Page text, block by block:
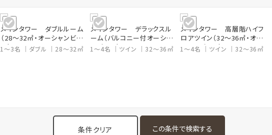
メインタワー ダブルルーム
（28～32㎡・オーシャンビュ
ー）
1～3名 ダブル 28～32㎡
メインタワー デラックスル
ーム（バルコニー付オーシャ
ンビュー）
1～4名 ツイン 32～36㎡
メインタワー 高層階ハイフ
ロアツイン（32～36㎡・オー
シャンビュー）
1～4名 ツイン 32～36㎡
条件クリア